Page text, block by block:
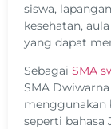
siswa,
kesehatan,
yang dapat
Sebagai SMA
SMA
menggunakan
seperti bahasa